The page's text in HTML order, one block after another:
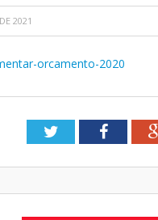
2021
orcamento-2020
Twitter